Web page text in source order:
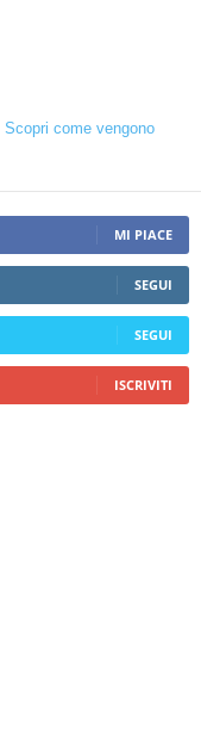
Scopri come vengono
MI PIACE
SEGUI
SEGUI
ISCRIVITI